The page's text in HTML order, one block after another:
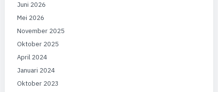
Juni 2026
Mei 2026
November 2025
Oktober 2025
April 2024
Januari 2024
Oktober 2023